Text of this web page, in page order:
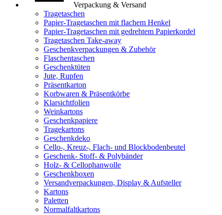
Verpackung & Versand
Tragetaschen
Papier-Tragetaschen mit flachem Henkel
Papier-Tragetaschen mit gedrehtem Papierkordel
Tragetaschen Take-away
Geschenkverpackungen & Zubehör
Flaschentaschen
Geschenktüten
Jute, Rupfen
Präsentkarton
Korbwaren & Präsentkörbe
Klarsichtfolien
Weinkartons
Geschenkpapiere
Tragekartons
Geschenkdeko
Cello-, Kreuz-, Flach- und Blockbodenbeutel
Geschenk- Stoff- & Polybänder
Holz- & Cellophanwolle
Geschenkboxen
Versandverpackungen, Display & Aufsteller
Kartons
Paletten
Normalfaltkartons